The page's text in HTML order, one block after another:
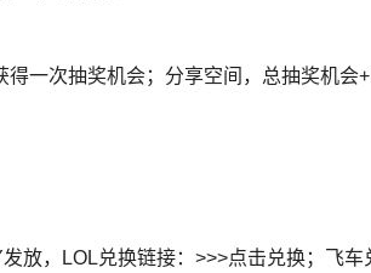
一次抽奖机会；分享空间，总抽奖机会
放，LOL兑换链接：>>>点击兑换；飞